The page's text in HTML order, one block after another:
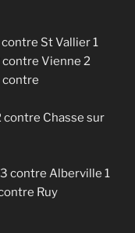
St Vallier 1
contre Vienne 2
contre
contre Chasse sur
contre Alberville 1
Ruy